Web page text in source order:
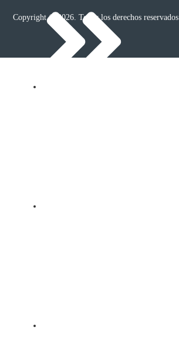
Copyright © 2026. Todos los derechos reservados